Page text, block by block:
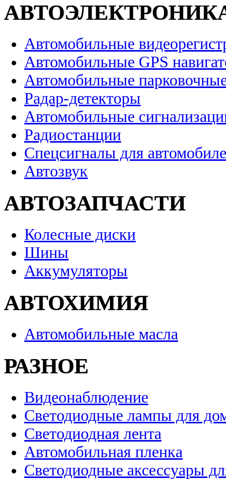
Автомобильные
Автомобильные GPS
Автомобильные
Радар-детекторы
Автомобильные
Радиостанции
Спецсигналы для
Автозвук
АВТОЗАПЧАСТИ
Колесные диски
Шины
Аккумуляторы
АВТОХИМИЯ
Автомобильные масла
РАЗНОЕ
Видеонаблюдение
Светодиодные лампы для
Светодиодная лента
Автомобильная пленка
Светодиодные аксессуары